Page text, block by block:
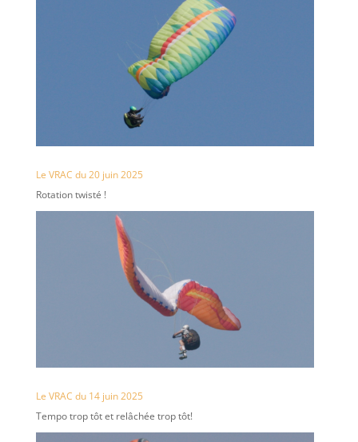
Le VRAC du 20 juin 2025
Rotation twisté !
Le VRAC du 14 juin 2025
Tempo trop tôt et relâchée trop tôt!